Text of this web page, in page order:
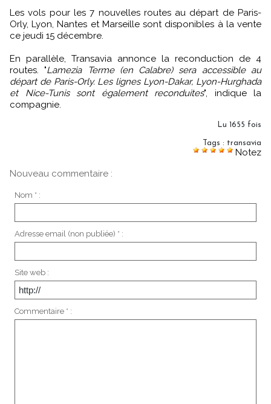
Les vols pour les 7 nouvelles routes au départ de Paris-
Orly, Lyon, Nantes et Marseille sont disponibles à la vente
ce jeudi 15 décembre.
En parallèle, Transavia annonce la reconduction de 4
routes. "Lamezia Terme (en Calabre) sera accessible au
départ de Paris-Orly. Les lignes Lyon-Dakar, Lyon-Hurghada
et Nice-Tunis sont également reconduites", indique la
compagnie.
Lu 1655 fois
Tags : transavia
Notez
Nouveau commentaire :
Nom * :
Adresse email (non publiée) * :
Site web :
Commentaire * :